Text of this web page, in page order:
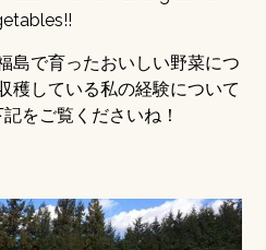
島で育ったおいしい野菜につ
穫している私の経験について
をご覧くださいね！